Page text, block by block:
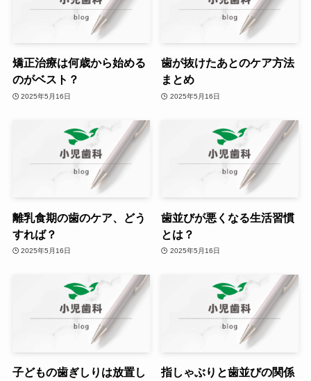
矯正治療は何歳から始める
のがベスト？
2025年5月16日
歯が抜けたあとのケア方法
まとめ
2025年5月16日
離乳食期の歯のケア、どう
すれば？
2025年5月16日
歯並びが悪くなる生活習慣
とは？
2025年5月16日
子どもの歯ぎしりは放置し
指しゃぶりと歯並びの関係